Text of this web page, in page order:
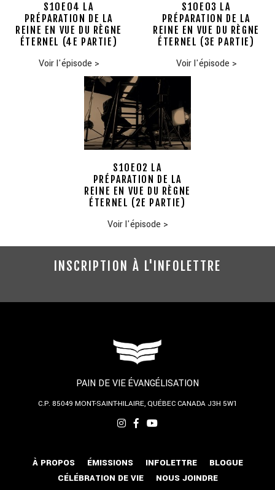
S10E04 LA
PRÉPARATION DE LA
REINE EN VUE DU RÈGNE
ÉTERNEL (4E PARTIE)
Voir l'épisode >
S10E03 LA
PRÉPARATION DE LA
REINE EN VUE DU RÈGNE
ÉTERNEL (3E PARTIE)
Voir l'épisode >
S10E02 LA
PRÉPARATION DE LA
REINE EN VUE DU RÈGNE
ÉTERNEL (2E PARTIE)
Voir l'épisode >
INSCRIPTION À L'INFOLETTRE
PAIN DE VIE ÉVANGÉLISATION
C.P. 85049 MONT-SAINT-HILAIRE, QUÉBECCANADA J3H 5W1
À PROPOS ÉMISSIONS INFOLETTRE
BLOGUE
CÉLÉBRATION DE VIE
NOUS JOINDRE